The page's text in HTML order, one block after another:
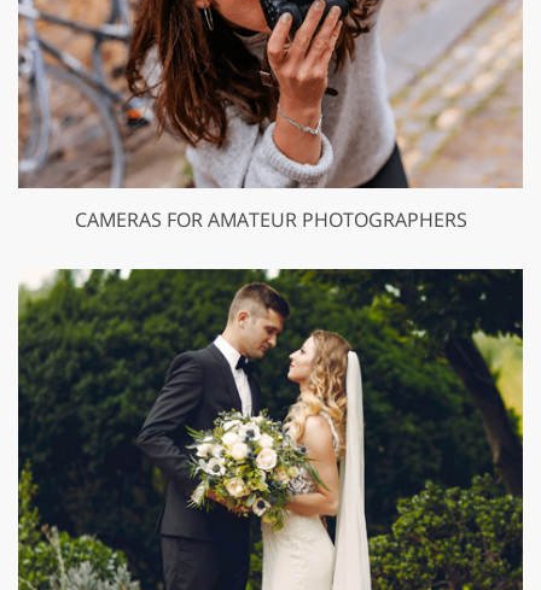
CAMERAS FOR AMATEUR PHOTOGRAPHERS